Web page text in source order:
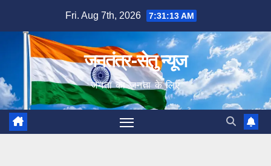
content
Fri. Aug 7th, 2026 7:31:14 AM
जनतंत्र-सेतु न्यूज
जनता का जनता के लिए